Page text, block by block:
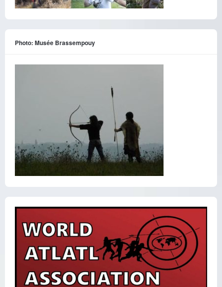
Photo: Musée Brassempouy